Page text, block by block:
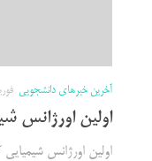
آخرین خبرهای دانشجویی فوریه 7, 2016
اولین اورژانس
اولین اورژانس شیمیایی